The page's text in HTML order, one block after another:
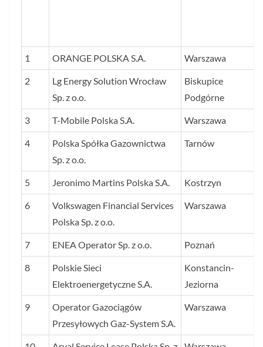
1 ORANGE POLSKA S.A. Warszawa
2
Lg Energy Solution Wrocław
Sp. z o.o.
Biskupice
Podgórne
3 T-Mobile Polska S.A. Warszawa
4
Polska Spółka Gazownictwa
Sp. z o.o.
Tarnów
5 Jeronimo Martins Polska S.A. Kostrzyn
6
Volkswagen Financial Services
Polska Sp. z o.o.
Warszawa
7 ENEA Operator Sp. z o.o. Poznań
8
Polskie Sieci
Elektroenergetyczne S.A.
Konstancin-
Jeziorna
9
Operator Gazociągów
Przesyłowych Gaz-System S.A.
Warszawa